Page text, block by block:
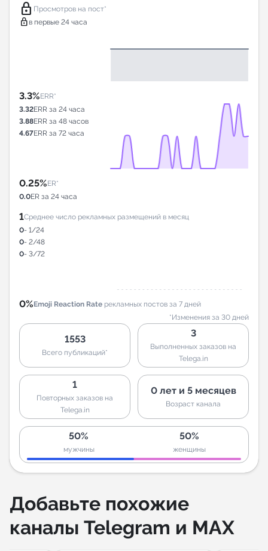
lock Просмотров на пост*
lock в первые 24 часа
3.3%ERR*
3.32ERR за 24 часа
3.88ERR за 48 часов
4.67ERR за 72 часа
0.25%ER*
0.0ER за 24 часа
1Среднее число рекламных размещений в месяц
0- 1/24
0- 2/48
0- 3/72
0%Emoji Reaction Rate рекламных постов за 7 дней
*Изменения за 30 дней
1553
Всего публикаций*
3
Выполненных заказов на
Telega.in
1
Повторных заказов на
Telega.in
0 лет и 5 месяцев
Возраст канала
50%
мужчины
50%
женщины
Добавьте похожие
каналы Telegram и MAX